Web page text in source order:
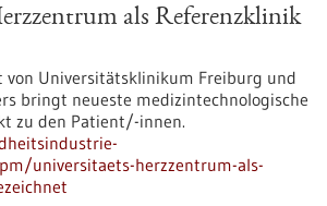
als Referenzklinik
von Universitätsklinikum Freiburg und
bringt neueste medizintechnologische
zu den Patient/-innen.
universitaets-herzzentrum-als-